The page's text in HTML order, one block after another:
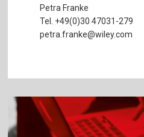
Petra Franke
Tel. +49(0)30 47031-279
petra.franke@wiley.com